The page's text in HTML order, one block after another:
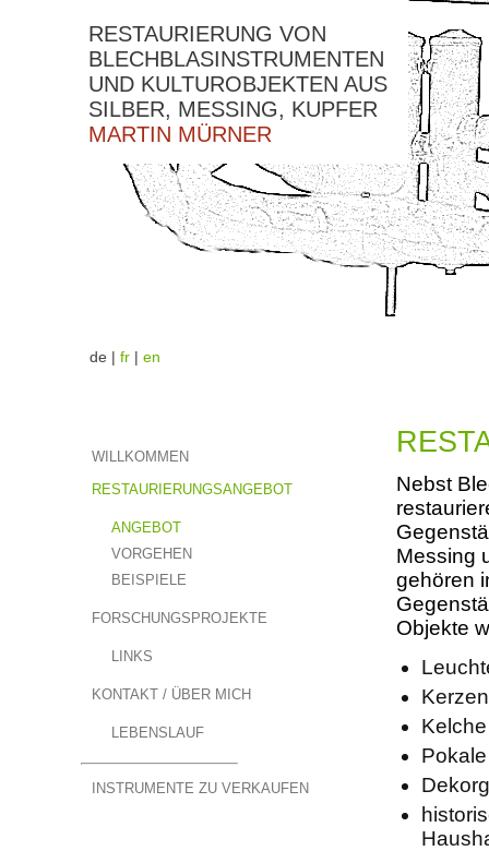
RESTAURIERUNG VON
BLECHBLASINSTRUMENTEN
UND KULTUROBJEKTEN AUS
SILBER, MESSING, KUPFER
MARTIN MÜRNER
de | fr| en
WILLKOMMEN
RESTAURIERUNGSANGEBOT
ANGEBOT
VORGEHEN
BEISPIELE
FORSCHUNGSPROJEKTE
LINKS
KONTAKT / ÜBER MICH
LEBENSLAUF
INSTRUMENTE ZU VERKAUFEN
Nebst
Messing
gehören
Objekte
Kelche
Pokale